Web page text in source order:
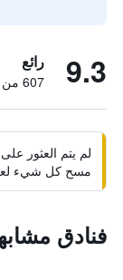
9.3 رائع
607 من التقييمات تم التحقق منها
لم يتم العثور
مسح كل شيء
فنادق